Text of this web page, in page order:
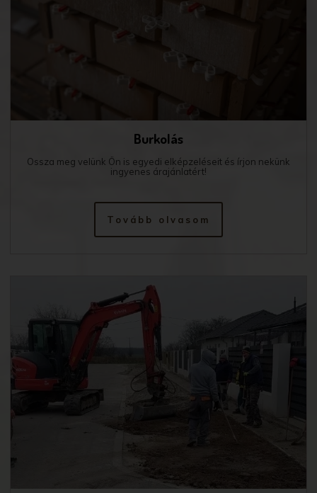
Burkolás
Ossza meg velünk Ön is egyedi elképzeléseit és írjon nekünk
ingyenes árajánlatért!
Tovább olvasom